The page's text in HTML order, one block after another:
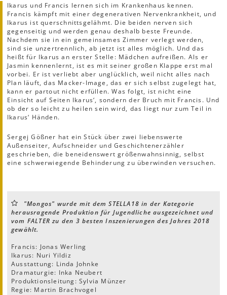
Ikarus und Francis lernen sich im Krankenhaus kennen.
Francis kämpft mit einer degenerativen Nervenkrankheit, und
Ikarus ist querschnittsgelähmt. Die beiden nerven sich
gegenseitig und werden genau deshalb beste Freunde.
Nachdem sie in ein gemeinsames Zimmer verlegt werden,
sind sie unzertrennlich, ab jetzt ist alles möglich. Und das
heißt für Ikarus an erster Stelle: Mädchen aufreißen. Als er
Jasmin kennenlernt, ist es mit seiner großen Klappe erst mal
vorbei. Er ist verliebt aber unglücklich, weil nicht alles nach
Plan läuft, das Macker-Image, das er sich selbst zugelegt hat,
kann er partout nicht erfüllen. Was folgt, ist nicht eine
Einsicht auf Seiten Ikarus‘, sondern der Bruch mit Francis. Und
ob der so leicht zu heilen sein wird, das liegt nur zum Teil in
Ikarus‘ Händen.
Sergej Gößner hat ein Stück über zwei liebenswerte
Außenseiter, Aufschneider und Geschichtenerzähler
geschrieben, die beneidenswert größenwahnsinnig, selbst
eine schwerwiegende Behinderung zu überwinden versuchen.
"Mongos" wurde mit dem STELLA18 in der Kategorie
herausragende Produktion für Jugendliche ausgezeichnet und
vom FALTER zu den 3 besten Inszenierungen des Jahres 2018
gewählt.
Francis: Jonas Werling
Ikarus: Nuri Yildiz
Ausstattung: Linda Johnke
Dramaturgie: Inka Neubert
Produktionsleitung: Sylvia Münzer
Regie: Martin Brachvogel